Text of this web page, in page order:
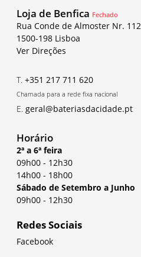
Loja de Benfica Fechado
Rua Conde de Almoster Nr. 112
1500-198 Lisboa
Ver Direções
T. +351 217 711 620
Chamada para a rede fixa nacional
E. geral@bateriasdacidade.pt
Horário
2ª a 6ª feira
09h00 - 12h30
14h00 - 18h00
Sábado de Setembro a Junho
09h00 - 12h30
Redes Sociais
Facebook